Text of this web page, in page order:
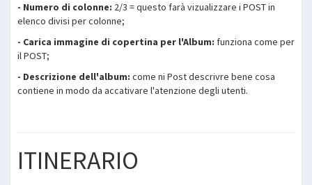
- Numero di colonne: 2/3 = questo farà vizualizzare i POST in
elenco divisi per colonne;
- Carica immagine di copertina per l'Album: funziona come per
il POST;
- Descrizione dell'album: come ni Post descrivre bene cosa
contiene in modo da accativare l'atenzione degli utenti.
ITINERARIO